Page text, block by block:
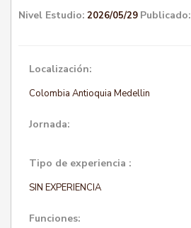
Nivel Estudio: 2026/05/29 Publicado:
Localización:
Colombia Antioquia Medellin
Jornada:
Tipo de experiencia :
SIN EXPERIENCIA
Funciones: